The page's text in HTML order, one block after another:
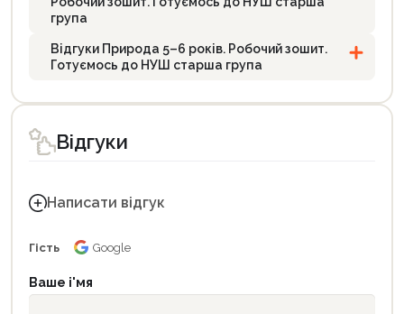
група
Відгуки Природа 5–6 років. Робочий зошит.
Готуємось до НУШ старша група
Відгуки
Написати відгук
Гість Google
Ваше і'мя